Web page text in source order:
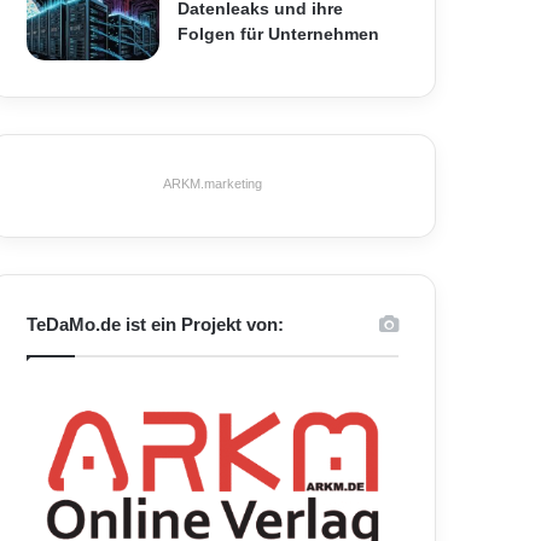
Datenleaks und ihre
Folgen für Unternehmen
ARKM.marketing
TeDaMo.de ist ein Projekt von: